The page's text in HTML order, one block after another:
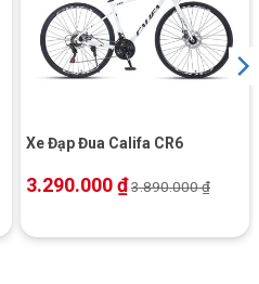
Xe Đạp Đua Califa CR6
3.290.000₫3.890.000₫